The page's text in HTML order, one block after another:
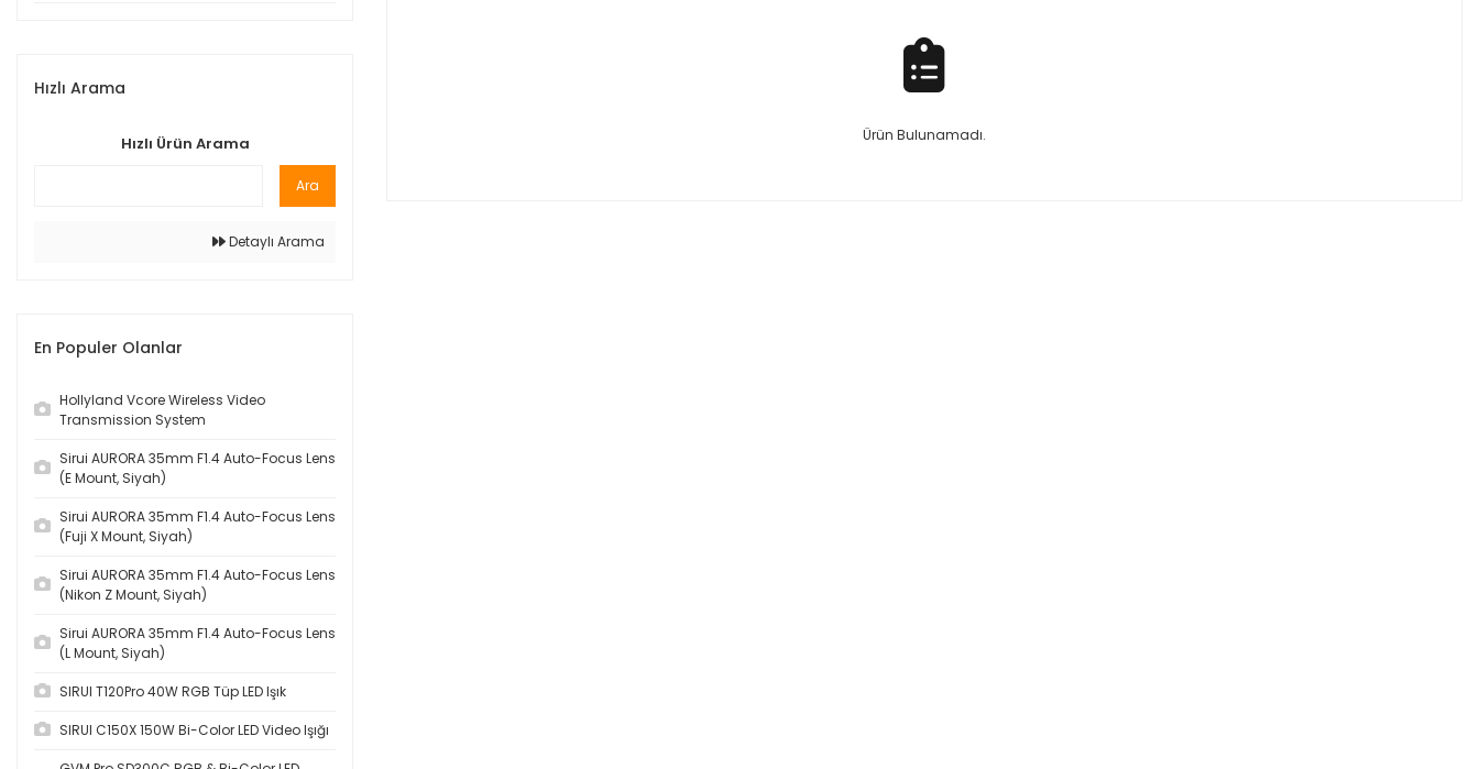
Hızlı Arama
Hızlı Ürün Arama
Ara
Detaylı Arama
En Populer Olanlar
Hollyland Vcore Wireless Video
Transmission System
Sirui AURORA 35mm F1.4 Auto-Focus Lens
(E Mount, Siyah)
Sirui AURORA 35mm F1.4 Auto-Focus Lens
(Fuji X Mount, Siyah)
Sirui AURORA 35mm F1.4 Auto-Focus Lens
(Nikon Z Mount, Siyah)
Sirui AURORA 35mm F1.4 Auto-Focus Lens
(L Mount, Siyah)
SIRUI T120Pro 40W RGB Tüp LED Işık
SIRUI C150X 150W Bi-Color LED Video Işığı
Ürün Bulunamadı.